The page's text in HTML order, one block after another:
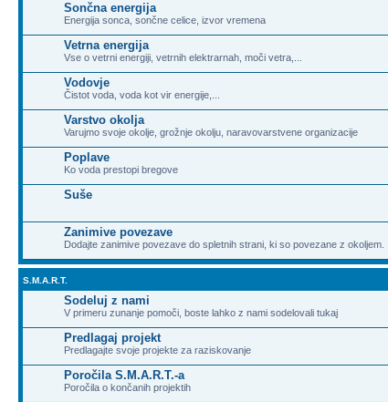
Sončna energija
Energija sonca, sončne celice, izvor vremena
Vetrna energija
Vse o vetrni energiji, vetrnih elektrarnah, moči vetra,...
Vodovje
Čistot voda, voda kot vir energije,...
Varstvo okolja
Varujmo svoje okolje, grožnje okolju, naravovarstvene organizacije
Poplave
Ko voda prestopi bregove
Suše
Zanimive povezave
Dodajte zanimive povezave do spletnih strani, ki so povezane z okoljem.
S.M.A.R.T.
Sodeluj z nami
V primeru zunanje pomoči, boste lahko z nami sodelovali tukaj
Predlagaj projekt
Predlagajte svoje projekte za raziskovanje
Poročila S.M.A.R.T.-a
Poročila o končanih projektih